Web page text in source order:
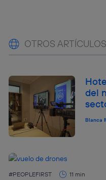
OTROS
del
Blanca
#PEOPLEFIRST 11 min